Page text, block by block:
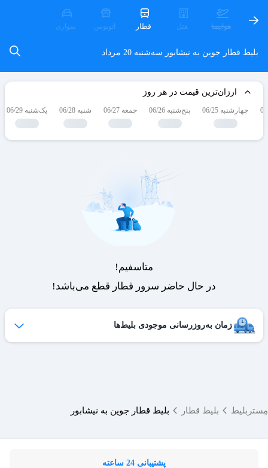
هواپیما هتل قطار اتوبوس سواری
بلیط قطار جوین به نیشابور سه‌شنبه 20 مرداد
ارزان‌ترین قیمت در هر روز
چهارشنبه 06/25 پنج‌شنبه 06/26 جمعه 06/27 شنبه 06/28 یک‌شنبه 06/29
زمان به‌روزرسانی موجودی بلیط‌ها
متاسفیم!
در حال حاضر سرور قطار قطع می‌باشد!
مِستربلیط بلیط قطار بلیط قطار جوین به نیشابور
پشتیبانی 24 ساعته